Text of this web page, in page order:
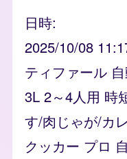
日時
2025/10/08
ティファール
3L 2～4人用 時
す/肉じゃが/カ
クッカー プロ